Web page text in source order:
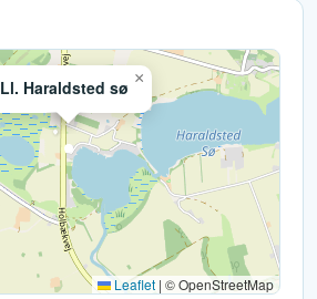
Ll. Haraldsted sø ×
Leaflet | © OpenStreetMap